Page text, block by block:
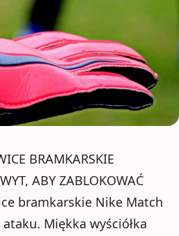
BRAMKARSKIE
ABY ZABLOKOWAĆ
bramkarskie Nike Match
Miękka wyściółka